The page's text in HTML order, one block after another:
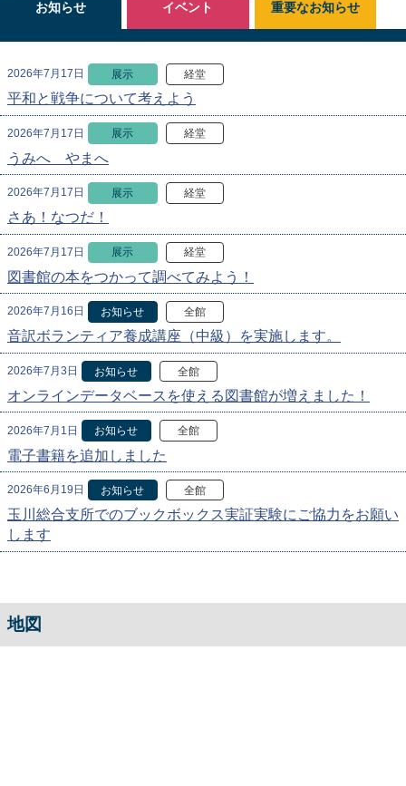
お知らせ
2026年7月17日 展示 経堂
平和と戦争について考えよう
2026年7月17日 展示 経堂
うみへ やまへ
2026年7月17日 展示 経堂
さあ！なつだ！
2026年7月17日 展示 経堂
図書館の本をつかって調べてみよう！
2026年7月16日 お知らせ 全館
音訳ボランティア養成講座（中級）を実施します。
2026年7月3日 お知らせ 全館
オンラインデータベースを使える図書館が増えました！
2026年7月1日 お知らせ 全館
電子書籍を追加しました
2026年6月19日 お知らせ 全館
玉川総合支所でのブックボックス実証実験にご協力をお願い
します
イベント 重要なお知らせ
地図